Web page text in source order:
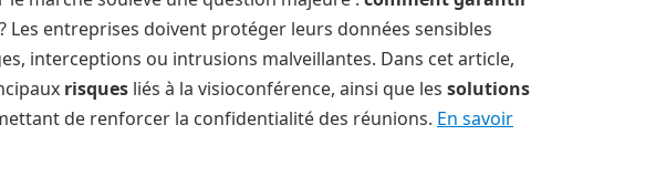
Les entreprises doivent protéger leurs données sensibles
interceptions ou intrusions malveillantes. Dans cet article,
risques liés à la visioconférence, ainsi que les solutions
de renforcer la confidentialité des réunions. En savoir